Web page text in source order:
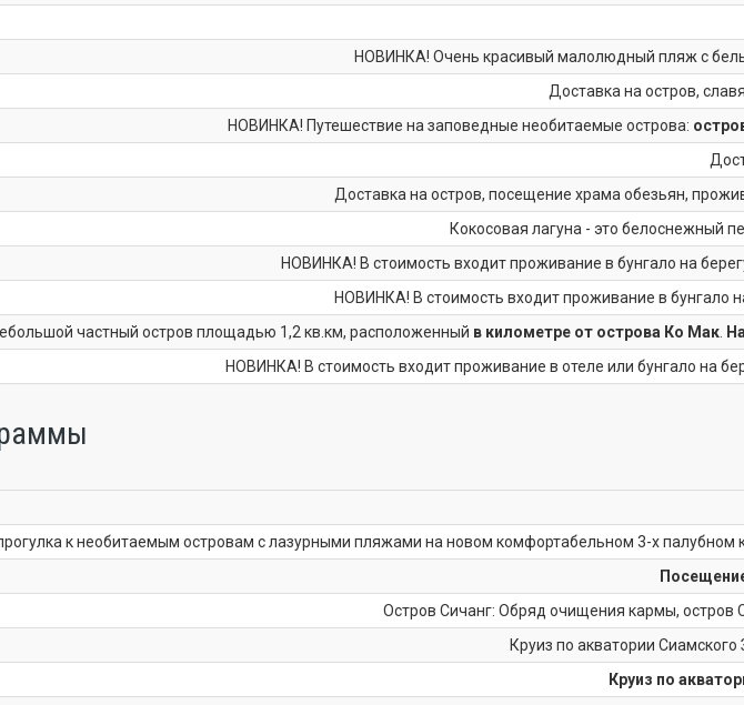
НОВИНКА! Очень красивый малолюдный пляж с
Доставка на остров,
НОВИНКА! Путешествие на заповедные необитаемые острова:
Доставка на остров, посещение храма обезьян,
Кокосовая лагуна - это белоснежный
НОВИНКА! В стоимость входит проживание в бунгало на
НОВИНКА! В стоимость входит проживание в бунгало
частный остров площадью 1,2 кв.км, расположенный в километре от острова Ко Мак
НОВИНКА! В стоимость входит проживание в отеле или бунгало на
к необитаемым островам с лазурными пляжами на новом комфортабельном 3-х палубном
Остров Сичанг: Обряд очищения кармы, остров
Круиз по акватории
Круиз по